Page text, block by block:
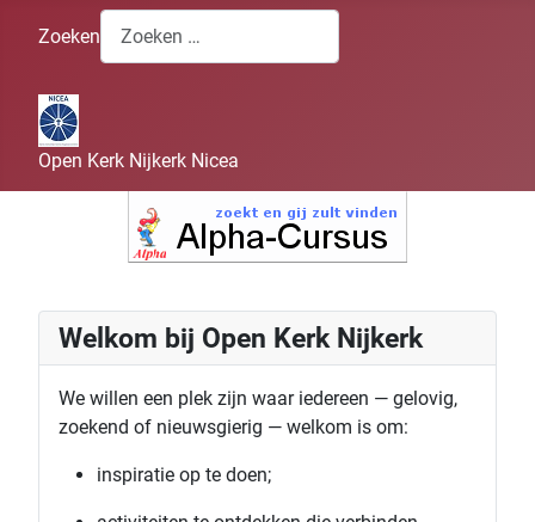
Zoeken
Open Kerk Nijkerk Nicea
Welkom bij Open Kerk Nijkerk
We willen een plek zijn waar iedereen — gelovig,
zoekend of nieuwsgierig — welkom is om:
inspiratie op te doen;